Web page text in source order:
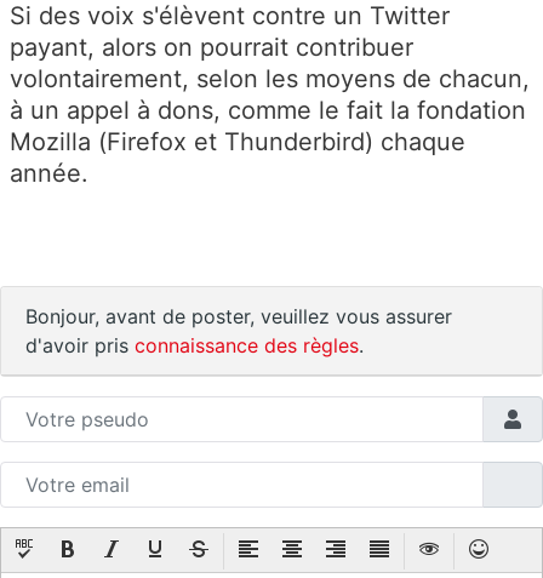
Si des voix s'élèvent contre un Twitter
payant, alors on pourrait contribuer
volontairement, selon les moyens de chacun,
à un appel à dons, comme le fait la fondation
Mozilla (Firefox et Thunderbird) chaque
année.
Bonjour, avant de poster, veuillez vous assurer
d'avoir pris connaissance des règles.